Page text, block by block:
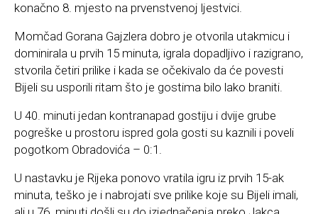
konačno 8. mjesto na prvenstvenoj ljestvici.
Momčad Gorana Gajzlera dobro je otvorila utakmicu i
dominirala u prvih 15 minuta, igrala dopadljivo i razigrano,
stvorila četiri prilike i kada se očekivalo da će povesti
Bijeli su usporili ritam što je gostima bilo lako braniti.
U 40. minuti jedan kontranapad gostiju i dvije grube
pogreške u prostoru ispred gola gosti su kaznili i poveli
pogotkom Obradovića – 0:1.
U nastavku je Rijeka ponovo vratila igru iz prvih 15-ak
minuta, teško je i nabrojati sve prilike koje su Bijeli imali,